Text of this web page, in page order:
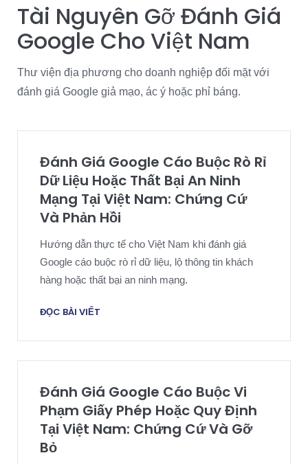
Tài Nguyên Gỡ Đánh Giá
Google Cho Việt Nam
Thư viện địa phương cho doanh nghiệp đối mặt với
đánh giá Google giả mạo, ác ý hoặc phỉ báng.
Đánh Giá Google Cáo Buộc Rò Rỉ
Dữ Liệu Hoặc Thất Bại An Ninh
Mạng Tại Việt Nam: Chứng Cứ
Và Phản Hồi
Hướng dẫn thực tế cho Việt Nam khi đánh giá
Google cáo buộc rò rỉ dữ liệu, lộ thông tin khách
hàng hoặc thất bại an ninh mạng.
ĐỌC BÀI VIẾT
Đánh Giá Google Cáo Buộc Vi
Phạm Giấy Phép Hoặc Quy Định
Tại Việt Nam: Chứng Cứ Và Gỡ
Bỏ